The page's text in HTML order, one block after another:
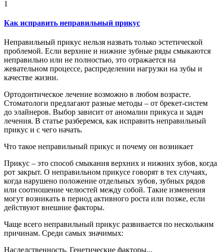
1
Как исправить неправильный прикус
Неправильный прикус нельзя назвать только эстетической
проблемой. Если верхние и нижние зубные ряды смыкаются
неправильно или не полностью, это отражается на
жевательном процессе, распределении нагрузки на зубы и
качестве жизни.
Ортодонтическое лечение возможно в любом возрасте.
Стоматологи предлагают разные методы – от брекет-систем
до элайнеров. Выбор зависит от аномалии прикуса и задач
лечения. В статье разберемся, как исправить неправильный
прикус и с чего начать.
Что такое неправильный прикус и почему он возникает
Прикус – это способ смыкания верхних и нижних зубов, когда
рот закрыт. О неправильном прикусе говорят в тех случаях,
когда нарушено положение отдельных зубов, зубных рядов
или соотношение челюстей между собой. Такие изменения
могут возникать в период активного роста или позже, если
действуют внешние факторы.
Чаще всего неправильный прикус развивается по нескольким
причинам. Среди самых значимых:
Наследственность. Генетические факторы...